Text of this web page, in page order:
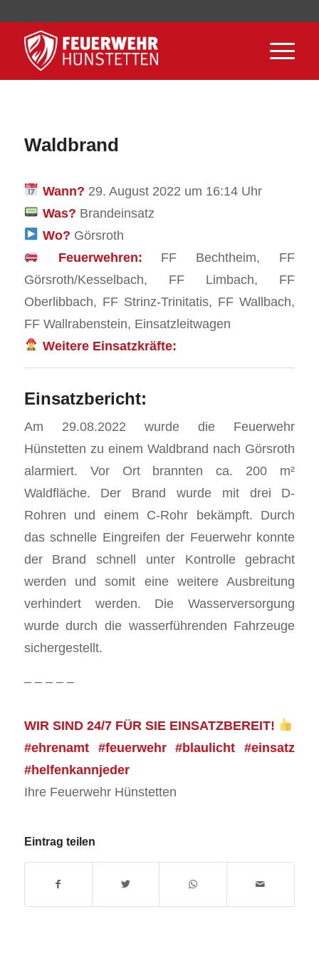
Waldbrand
Wann? 29. August 2022 um 16:14 Uhr
Was? Brandeinsatz
Wo? Görsroth
Feuerwehren: FF Bechtheim, FF
Görsroth/Kesselbach, FF Limbach, FF
Oberlibbach, FF Strinz-Trinitatis, FF Wallbach,
FF Wallrabenstein, Einsatzleitwagen
Weitere Einsatzkräfte:
Einsatzbericht:
Am 29.08.2022 wurde die Feuerwehr
Hünstetten zu einem Waldbrand nach Görsroth
alarmiert. Vor Ort brannten ca. 200 m²
Waldfläche. Der Brand wurde mit drei D-
Rohren und einem C-Rohr bekämpft. Durch
das schnelle Eingreifen der Feuerwehr konnte
der Brand schnell unter Kontrolle gebracht
werden und somit eine weitere Ausbreitung
verhindert werden. Die Wasserversorgung
wurde durch die wasserführenden Fahrzeuge
sichergestellt.
– – – – –
WIR SIND 24/7 FÜR SIE EINSATZBEREIT!
#ehrenamt #feuerwehr #blaulicht #einsatz
#helfenkannjeder
Ihre Feuerwehr Hünstetten
Eintrag teilen